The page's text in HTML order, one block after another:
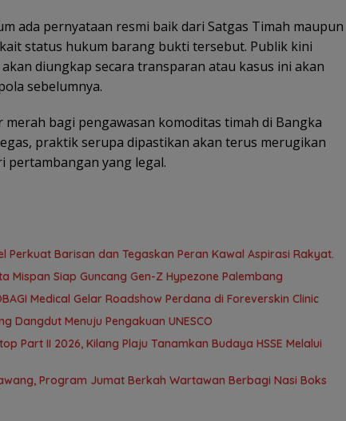
ada pernyataan resmi baik dari Satgas Timah maupun
status hukum barang bukti tersebut. Publik kini
diungkap secara transparan atau kasus ini akan
sebelumnya.
bagi pengawasan komoditas timah di Bangka
praktik serupa dipastikan akan terus merugikan
pertambangan yang legal.
Perkuat Barisan dan Tegaskan Peran Kawal Aspirasi Rakyat.
Mispan Siap Guncang Gen-Z Hypezone Palembang
Medical Gelar Roadshow Perdana di Foreverskin Clinic
Dangdut Menuju Pengakuan UNESCO
Part II 2026, Kilang Plaju Tanamkan Budaya HSSE Melalui
Program Jumat Berkah Wartawan Berbagi Nasi Boks